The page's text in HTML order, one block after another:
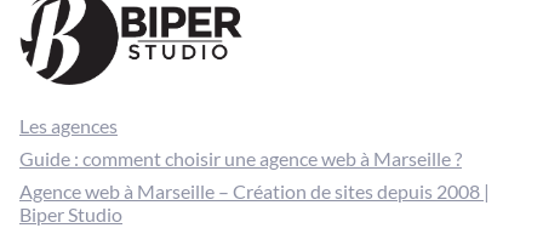
Les agences
Guide : comment choisir une agence web à Marseille ?
Agence web à Marseille – Création de sites depuis 2008 |
Biper Studio